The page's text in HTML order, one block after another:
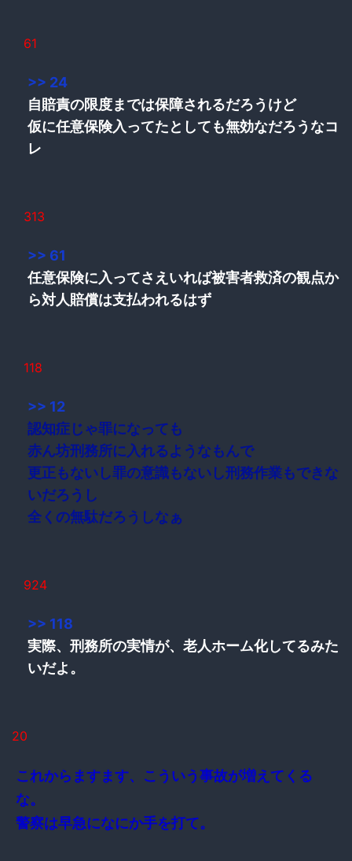
61
>> 24
自賠責の限度までは保障されるだろうけど
仮に任意保険入ってたとしても無効なだろうなコ
レ
313
>> 61
任意保険に入ってさえいれば被害者救済の観点か
ら対人賠償は支払われるはず
118
>> 12
認知症じゃ罪になっても
赤ん坊刑務所に入れるようなもんで
更正もないし罪の意識もないし刑務作業もできな
いだろうし
全くの無駄だろうしなぁ
924
>> 118
実際、刑務所の実情が、老人ホーム化してるみた
いだよ。
20
これからますます、こういう事故が増えてくる
な。
警察は早急になにか手を打て。